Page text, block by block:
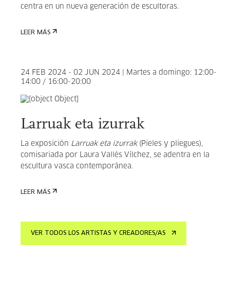
centra en un nueva generación de escultoras.
LEER MÁS
24 FEB 2024 - 02 JUN 2024 | Martes a domingo: 12:00-
14:00 / 16:00-20:00
Larruak eta izurrak
La exposición Larruak eta izurrak (Pieles y pliegues),
comisariada por Laura Vallés Vílchez, se adentra en la
escultura vasca contemporánea.
LEER MÁS
VER TODOS LOS ARTISTAS Y CREADORES/AS